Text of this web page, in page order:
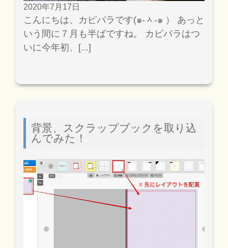
2020年7月17日
こんにちは、カピバラです(๑-ᆺ-๑ ） あっと
いう間に７月も半ばですね。 カピバラはつ
いに今年初、[...]
背景、スクラップブックを取り込
んでみた！